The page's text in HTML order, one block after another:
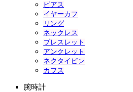
ピアス
イヤーカフ
リング
ネックレス
ブレスレット
アンクレット
ネクタイピン
カフス
腕時計